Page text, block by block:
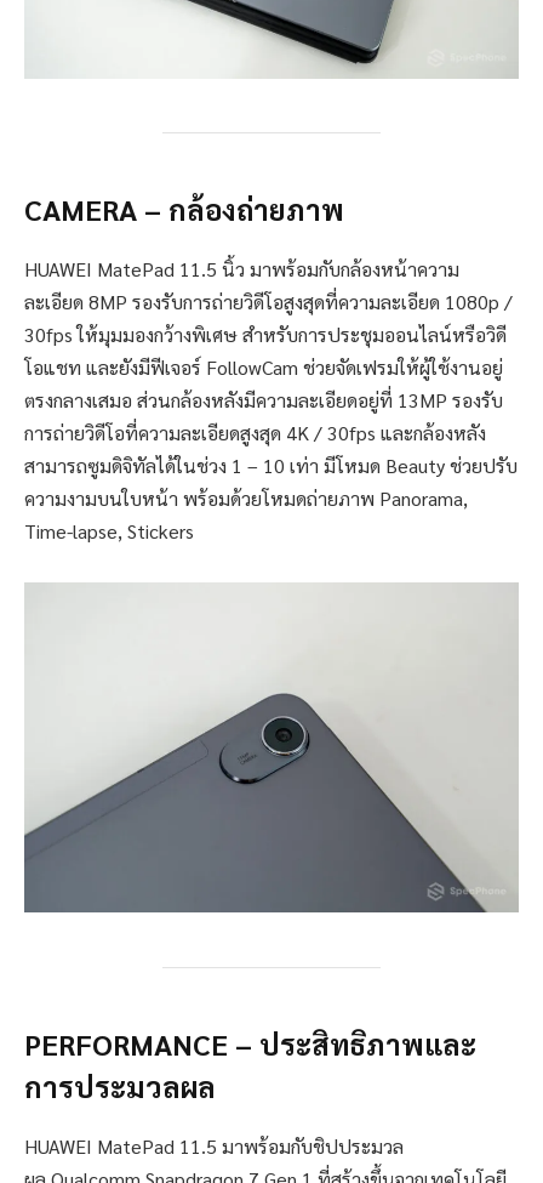
CAMERA – กล้องถ่ายภาพ
HUAWEI MatePad 11.5 นิ้ว มาพร้อมกับกล้องหน้าความ
ละเอียด 8MP รองรับการถ่ายวิดีโอสูงสุดที่ความละเอียด 1080p /
30fps ให้มุมมองกว้างพิเศษ สำหรับการประชุมออนไลน์หรือวิดี
โอแชท และยังมีฟีเจอร์ FollowCam ช่วยจัดเฟรมให้ผู้ใช้งานอยู่
ตรงกลางเสมอ ส่วนกล้องหลังมีความละเอียดอยู่ที่ 13MP รองรับ
การถ่ายวิดีโอที่ความละเอียดสูงสุด 4K / 30fps และกล้องหลัง
สามารถซูมดิจิทัลได้ในช่วง 1 – 10 เท่า มีโหมด Beauty ช่วยปรับ
ความงามบนใบหน้า พร้อมด้วยโหมดถ่ายภาพ Panorama,
Time-lapse, Stickers
PERFORMANCE – ประสิทธิภาพและ
การประมวลผล
HUAWEI MatePad 11.5 มาพร้อมกับชิปประมวล